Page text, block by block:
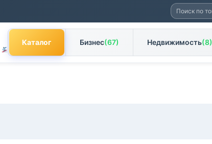
Искать:
Каталог Бизнес(67) Недвижимость(8)